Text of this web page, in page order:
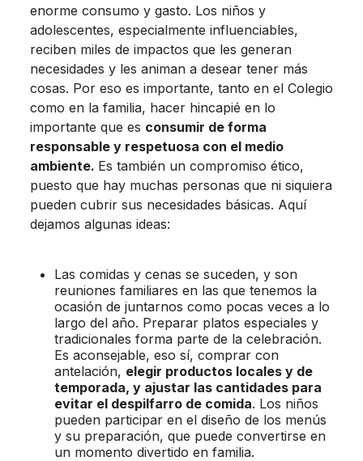
enorme consumo y gasto. Los niños y
adolescentes, especialmente influenciables,
reciben miles de impactos que les generan
necesidades y les animan a desear tener más
cosas. Por eso es importante, tanto en el Colegio
como en la familia, hacer hincapié en lo
importante que es consumir de forma
responsable y respetuosa con el medio
ambiente. Es también un compromiso ético,
puesto que hay muchas personas que ni siquiera
pueden cubrir sus necesidades básicas. Aquí
dejamos algunas ideas:
Las comidas y cenas se suceden, y son
reuniones familiares en las que tenemos la
ocasión de juntarnos como pocas veces a lo
largo del año. Preparar platos especiales y
tradicionales forma parte de la celebración.
Es aconsejable, eso sí, comprar con
antelación, elegir productos locales y de
temporada, y ajustar las cantidades para
evitar el despilfarro de comida. Los niños
pueden participar en el diseño de los menús
y su preparación, que puede convertirse en
un momento divertido en familia.